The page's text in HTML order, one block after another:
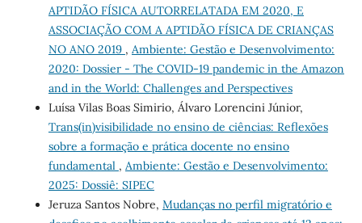
APTIDÃO FÍSICA AUTORRELATADA EM 2020, E
ASSOCIAÇÃO COM A APTIDÃO FÍSICA DE CRIANÇAS
NO ANO 2019 , Ambiente: Gestão e Desenvolvimento:
2020: Dossier - The COVID-19 pandemic in the Amazon
and in the World: Challenges and Perspectives
Luísa Vilas Boas Simirio, Álvaro Lorencini Júnior,
Trans(in)visibilidade no ensino de ciências: Reflexões
sobre a formação e prática docente no ensino
fundamental , Ambiente: Gestão e Desenvolvimento:
2025: Dossiê: SIPEC
Jeruza Santos Nobre, Mudanças no perfil migratório e